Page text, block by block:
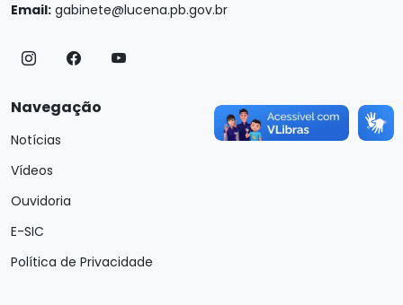
Email: gabinete@lucena.pb.gov.br
Navegação
Notícias
Vídeos
Ouvidoria
E-SIC
Política de Privacidade